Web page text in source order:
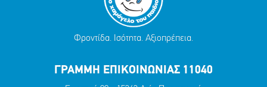
Φροντίδα. Ισότητα. Αξιοπρέπεια.
ΓΡΑΜΜΗ ΕΠΙΚΟΙΝΩΝΙΑΣ 11040